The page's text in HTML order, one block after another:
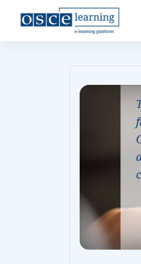
Перейти к основному содержанию